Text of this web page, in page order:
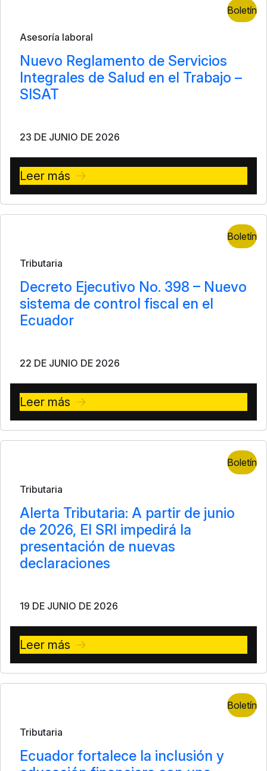
Boletín
Asesoría laboral
Nuevo Reglamento de Servicios
Integrales de Salud en el Trabajo –
SISAT
23 DE JUNIO DE 2026
Leer más
Boletín
Tributaria
Decreto Ejecutivo No. 398 – Nuevo
sistema de control fiscal en el
Ecuador
22 DE JUNIO DE 2026
Leer más
Boletín
Tributaria
Alerta Tributaria: A partir de junio
de 2026, El SRI impedirá la
presentación de nuevas
declaraciones
19 DE JUNIO DE 2026
Leer más
Boletín
Tributaria
Ecuador fortalece la inclusión y